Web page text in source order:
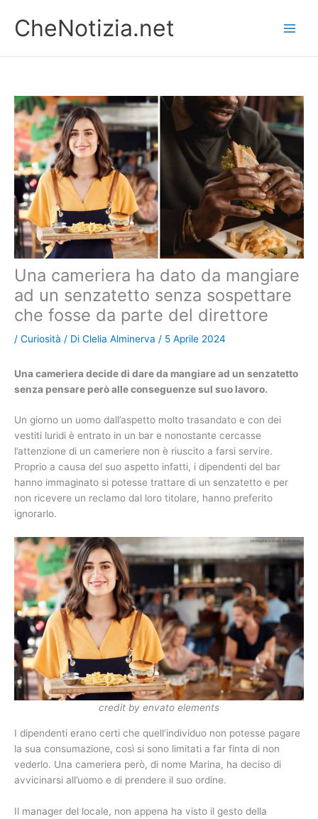
contenuto
CheNotizia.net
Una cameriera ha dato da mangiare
ad un senzatetto senza sospettare
che fosse da parte del direttore
/ Curiosità / Di Clelia Alminerva / 5 Aprile 2024
Una cameriera decide di dare da mangiare ad un senzatetto
senza pensare però alle conseguenze sul suo lavoro.
Un giorno un uomo dall’aspetto molto trasandato e con dei
vestiti luridi è entrato in un bar e nonostante cercasse
l’attenzione di un cameriere non è riuscito a farsi servire.
Proprio a causa del suo aspetto infatti, i dipendenti del bar
hanno immaginato si potesse trattare di un senzatetto e per
non ricevere un reclamo dal loro titolare, hanno preferito
ignorarlo.
credit by envato elements
I dipendenti erano certi che quell’individuo non potesse pagare
la sua consumazione, così si sono limitati a far finta di non
vederlo. Una cameriera però, di nome Marina, ha deciso di
avvicinarsi all’uomo e di prendere il suo ordine.
Il manager del locale, non appena ha visto il gesto della